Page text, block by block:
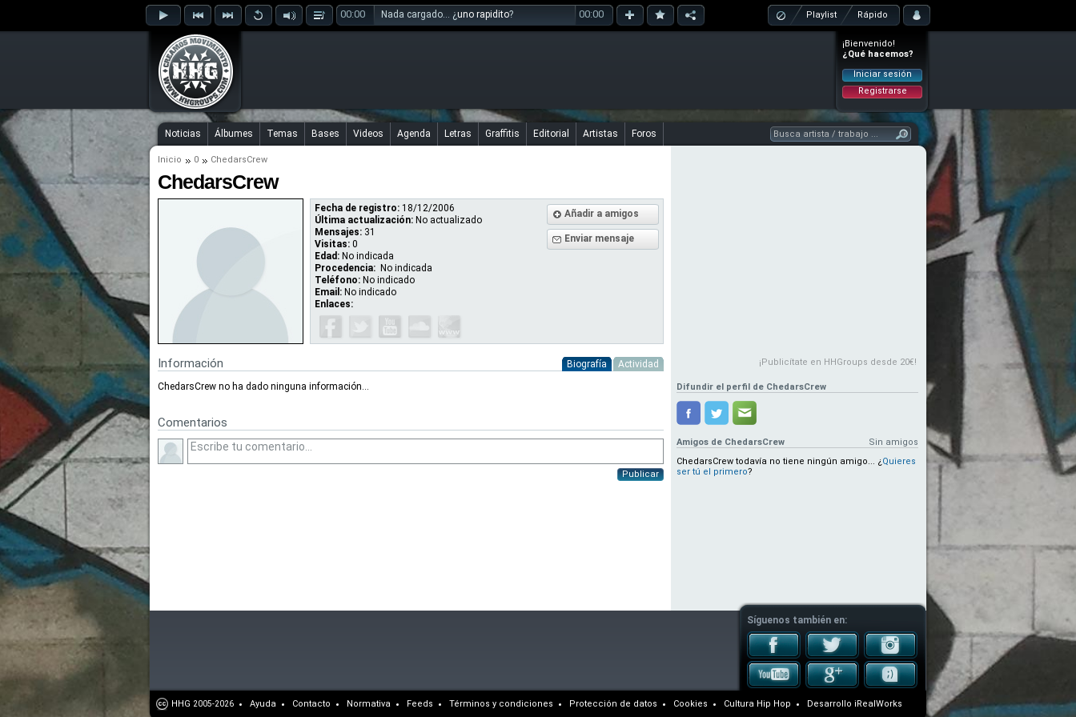
00:00 Nada cargado... ¿uno rapidito? 00:00 Playlist Rápido
¡Bienvenido!
¿Qué hacemos?
Iniciar sesión
Registrarse
Noticias Álbumes Temas Bases Videos Agenda Letras Graffitis Editorial Artistas Foros
Inicio 0 ChedarsCrew
ChedarsCrew
Añadir a amigos
Enviar mensaje
Fecha de registro: 18/12/2006
Última actualización: No actualizado
Mensajes: 31
Visitas: 0
Edad: No indicada
Procedencia: No indicada
Teléfono: No indicado
Email: No indicado
Enlaces:
Información Biografía
Actividad
ChedarsCrew no ha dado ninguna información...
Comentarios
Publicar
¡Publicítate en HHGroups desde 20€!
Difundir el perfil de ChedarsCrew
Amigos de ChedarsCrew
Sin amigos
ChedarsCrew todavía no tiene ningún amigo... ¿ Quieres
ser tú el primero?
Síguenos también en:
HHG 2005-2026 Ayuda Contacto Normativa Feeds Términos y condiciones Protección de datos Cookies Cultura Hip Hop Desarrollo iRealWorks